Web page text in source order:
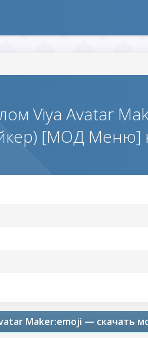
Viya Avatar
[МОД Меню]
Maker:emoji — скачать